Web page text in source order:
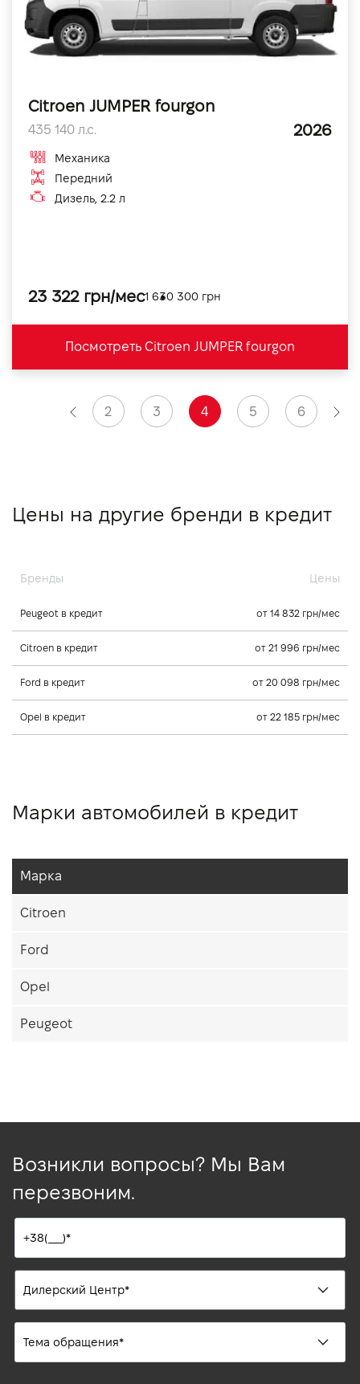
Citroen JUMPER fourgon
435 140 л.с. 2026
Механика
Передний
Дизель, 2.2 л
23 322 грн/мес1 630 300 грн
Посмотреть Citroen JUMPER fourgon
2 3 4 5 6
Цены на другие бренди в кредит
Бренды Цены
Peugeot в кредит от 14 832 грн/мес
Citroen в кредит от 21 996 грн/мес
Ford в кредит от 20 098 грн/мес
Opel в кредит от 22 185 грн/мес
Марки автомобилей в кредит
Марка
Citroen
Ford
Opel
Peugeot
Возникли вопросы? Мы Вам
перезвоним.